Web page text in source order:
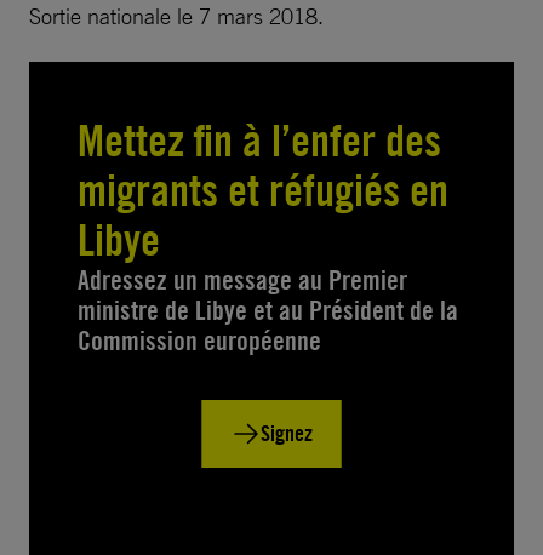
Sortie nationale le 7 mars 2018.
Mettez fin à l’enfer des
migrants et réfugiés en
Libye
Adressez un message au Premier
ministre de Libye et au Président de la
Commission européenne
Signez